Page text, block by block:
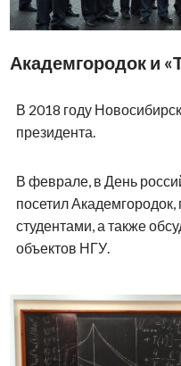
ОЦЕНИТЬ СТАТЬЮ
0
ПОДПИШИТЕСЬ НА НАС В
Александр